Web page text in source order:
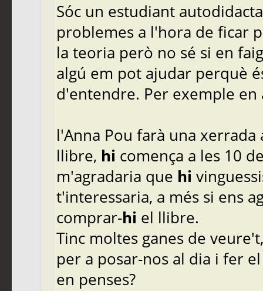
Sóc un estudiant
problemes a l'hora de ficar
la teoria però no sé si en
algú em pot ajudar perquè
d'entendre. Per exemple en
l'Anna Pou farà una xerrada
llibre, hi comença a les 10
m'agradaria que hi
t'interessaria, a més si ens
comprar-hi el llibre.
Tinc moltes ganes de
per a posar-nos al dia i fer
en penses?